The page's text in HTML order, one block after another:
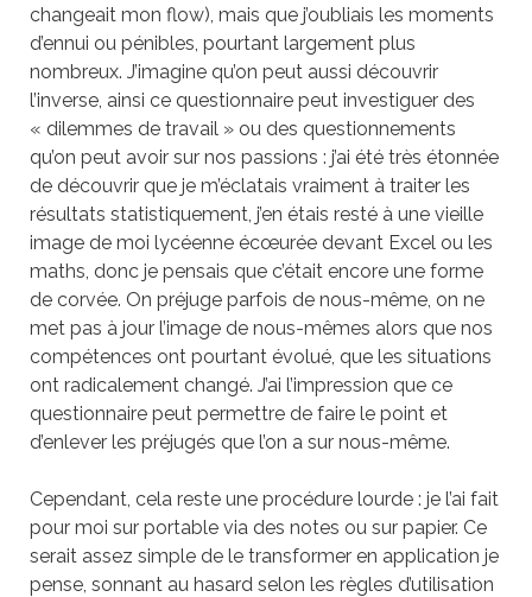
changeait mon flow), mais que j’oubliais les moments
d’ennui ou pénibles, pourtant largement plus
nombreux. J’imagine qu’on peut aussi découvrir
l’inverse, ainsi ce questionnaire peut investiguer des
« dilemmes de travail » ou des questionnements
qu’on peut avoir sur nos passions : j’ai été très étonnée
de découvrir que je m’éclatais vraiment à traiter les
résultats statistiquement, j’en étais resté à une vieille
image de moi lycéenne écœurée devant Excel ou les
maths, donc je pensais que c’était encore une forme
de corvée. On préjuge parfois de nous-même, on ne
met pas à jour l’image de nous-mêmes alors que nos
compétences ont pourtant évolué, que les situations
ont radicalement changé. J’ai l’impression que ce
questionnaire peut permettre de faire le point et
d’enlever les préjugés que l’on a sur nous-même.
Cependant, cela reste une procédure lourde : je l’ai fait
pour moi sur portable via des notes ou sur papier. Ce
serait assez simple de le transformer en application je
pense, sonnant au hasard selon les règles d’utilisation